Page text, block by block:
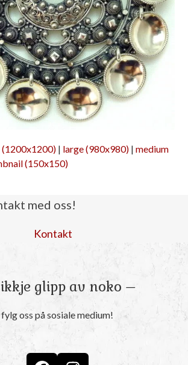
| large (980x980) |medium
(150x150)
med oss!
Kontakt
glipp av noko –
fylg oss på sosiale medium!